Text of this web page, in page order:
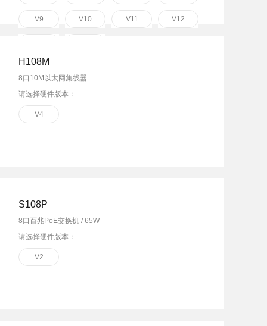
V9 V10 V11 V12
H108M
8口10M以太网集线器
请选择硬件版本：
V4
S108P
8口百兆PoE交换机 / 65W
请选择硬件版本：
V2